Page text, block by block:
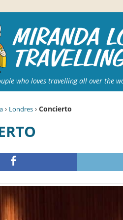
who loves travelling all over the
› Londres › Concierto